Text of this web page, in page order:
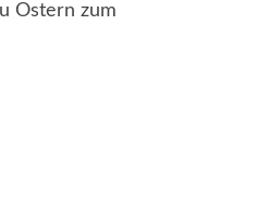
Ostern zum